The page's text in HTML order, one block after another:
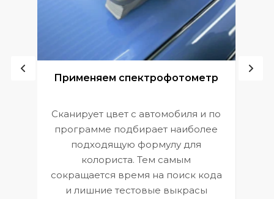
Применяем спектрофотометр
Сканирует цвет с автомобиля и по
программе подбирает наиболее
подходящую формулу для
колориста. Тем самым
сокращается время на поиск кода
и лишние тестовые выкрасы